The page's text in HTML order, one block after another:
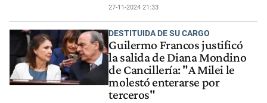
27-11-2024 21:33
DESTITUIDA DE SU CARGO
Guilermo Francos justificó
la salida de Diana Mondino
de Cancillería: "A Milei le
molestó enterarse por
terceros"